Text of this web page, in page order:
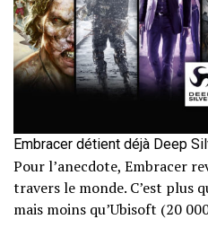
Embracer détient déjà Deep
Pour l’anecdote, Embracer
travers le monde. C’est plus
mais moins qu’Ubisoft (20